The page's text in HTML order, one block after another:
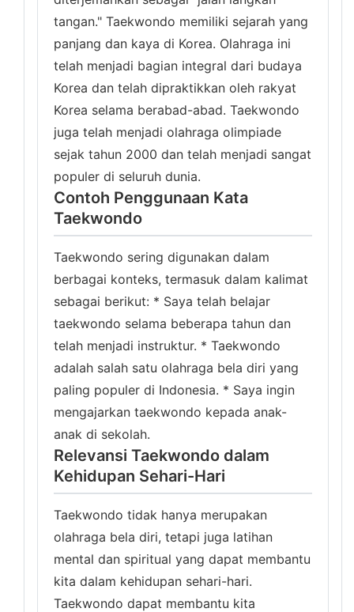
tangan." Taekwondo memiliki sejarah yang
panjang dan kaya di Korea. Olahraga ini
telah menjadi bagian integral dari budaya
Korea dan telah dipraktikkan oleh rakyat
Korea selama berabad-abad. Taekwondo
juga telah menjadi olahraga olimpiade
sejak tahun 2000 dan telah menjadi sangat
populer di seluruh dunia.
Contoh Penggunaan Kata
Taekwondo
Taekwondo sering digunakan dalam
berbagai konteks, termasuk dalam kalimat
sebagai berikut: * Saya telah belajar
taekwondo selama beberapa tahun dan
telah menjadi instruktur. * Taekwondo
adalah salah satu olahraga bela diri yang
paling populer di Indonesia. * Saya ingin
mengajarkan taekwondo kepada anak-
anak di sekolah.
Relevansi Taekwondo dalam
Kehidupan Sehari-Hari
Taekwondo tidak hanya merupakan
olahraga bela diri, tetapi juga latihan
mental dan spiritual yang dapat membantu
kita dalam kehidupan sehari-hari.
Taekwondo dapat membantu kita